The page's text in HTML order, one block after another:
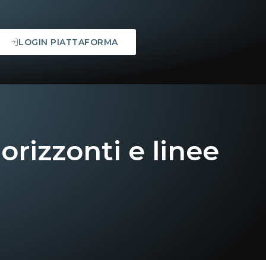
LOGIN PIATTAFORMA
e linee